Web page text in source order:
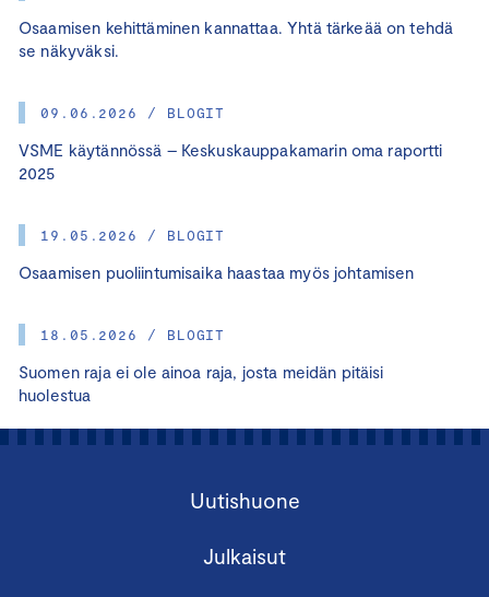
Osaamisen kehittäminen kannattaa. Yhtä tärkeää on tehdä
se näkyväksi.
09.06.2026 / BLOGIT
VSME käytännössä – Keskuskauppakamarin oma raportti
2025
19.05.2026 / BLOGIT
Osaamisen puoliintumisaika haastaa myös johtamisen
18.05.2026 / BLOGIT
Suomen raja ei ole ainoa raja, josta meidän pitäisi
huolestua
Uutishuone
Julkaisut